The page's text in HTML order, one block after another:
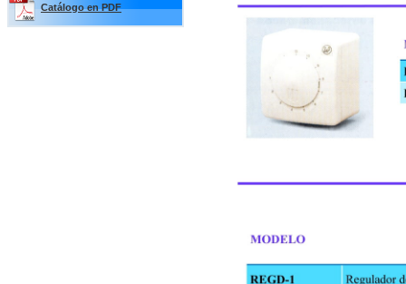
Catálogo en PDF